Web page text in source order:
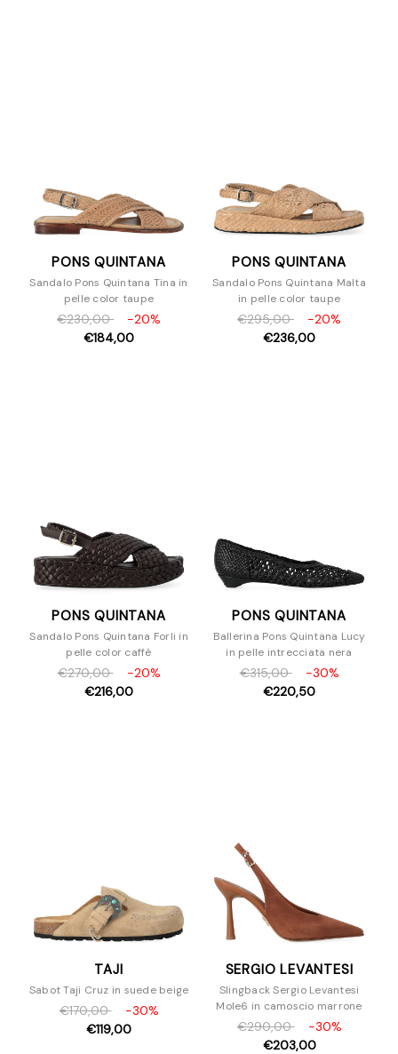
PONS QUINTANA
Sandalo Pons Quintana Tina in
pelle color taupe
€230,00
-20%
€184,00
PONS QUINTANA
Sandalo Pons Quintana Malta
in pelle color taupe
€295,00
-20%
€236,00
PONS QUINTANA
Sandalo Pons Quintana Forli in
pelle color caffè
€270,00
-20%
€216,00
PONS QUINTANA
Ballerina Pons Quintana Lucy
in pelle intrecciata nera
€315,00
-30%
€220,50
TAJI
Sabot Taji Cruz in suede beige
€170,00
-30%
€119,00
SERGIO LEVANTESI
Slingback Sergio Levantesi
Mole6 in camoscio marrone
€290,00
-30%
€203,00